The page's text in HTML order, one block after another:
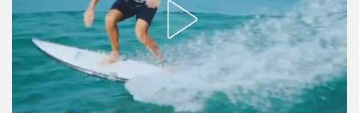
בית, שכנים ושותפים
מה שעובר עליי
שומרים על הגוף